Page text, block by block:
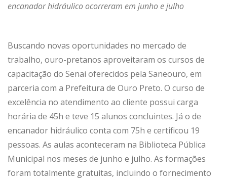
encanador hidráulico ocorreram em junho e julho
Buscando novas oportunidades no mercado de
trabalho, ouro-pretanos aproveitaram os cursos de
capacitação do Senai oferecidos pela Saneouro, em
parceria com a Prefeitura de Ouro Preto. O curso de
excelência no atendimento ao cliente possui carga
horária de 45h e teve 15 alunos concluintes. Já o de
encanador hidráulico conta com 75h e certificou 19
pessoas. As aulas aconteceram na Biblioteca Pública
Municipal nos meses de junho e julho. As formações
foram totalmente gratuitas, incluindo o fornecimento